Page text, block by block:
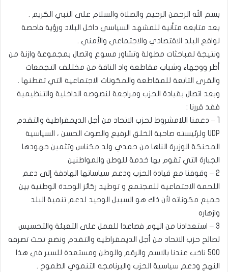
بسم الله الرحمن الرحيم والصلاة والسلام على النبي الكريم .
بعد متابعة متأنية للمشهد السياسي داخل البلاد ورؤية فاحصة
لواقع البلد الاقتصادي والاجتماعي والأمني .
ونتيجة لمباحثات مطولة وتشاور مسوع واتصال بمجموعة وازنة من
أطر ووجهاء وشباب مقاطعة واد الناقة من مختلف التجمعات
والقرى التابعة للمقاطعة والمكونات الاجتماعية التي تقطنها .
وبعد اتصال بقيادة الحزب ومراجعة لنصوصه الداخلية والتنظيمية
فقد قررنا :
1 – دعمنا اللامشروط لحزب الاتحاد من أجل الديمقراطية والتقدم
UDP ولرئيسته صاحبة الخلق الرفيع والصوت الحسن ، السياسية
المحنكة الوزيرة الناها من حمدي ولد مكناس وتثمين جهودها
الجبارة التي تقوم بها خدمة للوطن والمواطنين
2 – وقوفنا مع قيادة الحزب ودعم سياساتها الهادفة إلى دعم
اللحمة الاجتماعية للمجتمع و توطيد ركائز الوحدة الوطنية بين
جميع مكوناته لأن ذاك هو السبيل الوحيد لدعم تنمية البلد
وازهاره
3 – استعدادنا من اليوم فصاعدا للعمل على التعبئة والتحسيس
لصالح حزب الاتحاد من أجل الديمقراطية والتقدم ونضع تحت تصرفه
500 ناخب عندنا بالاسم والرقم والوطن ومستعدة للسير في هذا
النهج ودعم سياسية الحزب والبرنامجه التنموي الطموح .